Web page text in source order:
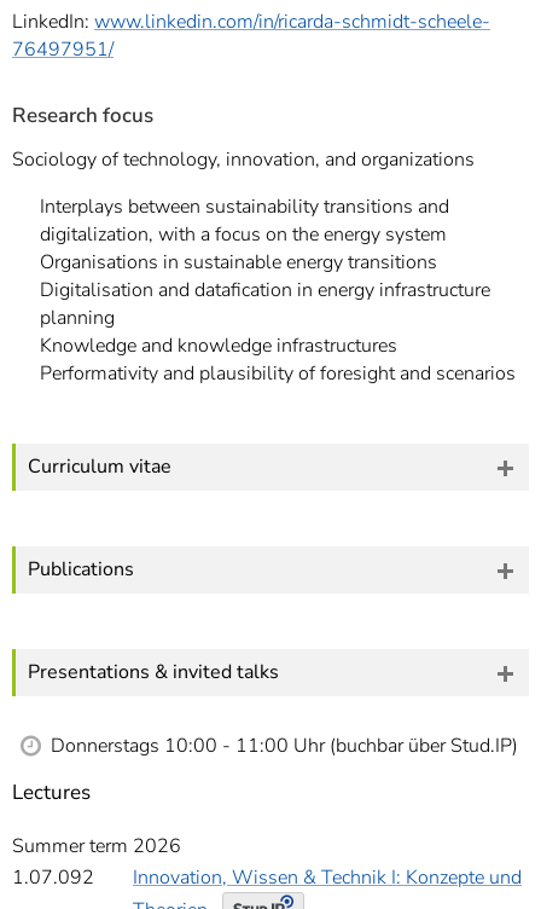
LinkedIn: www.linkedin.com/in/ricarda-schmidt-scheele-
76497951/
Research focus
Sociology of technology, innovation, and organizations
Interplays between sustainability transitions and
digitalization, with a focus on the energy system
Organisations in sustainable energy transitions
Digitalisation and datafication in energy infrastructure
planning
Knowledge and knowledge infrastructures
Performativity and plausibility of foresight and scenarios
Curriculum vitae
Publications
Presentations & invited talks
Donnerstags 10:00 - 11:00 Uhr (buchbar über Stud.IP)
Lectures
Summer term 2026
1.07.092
Innovation, Wissen & Technik I: Konzepte und